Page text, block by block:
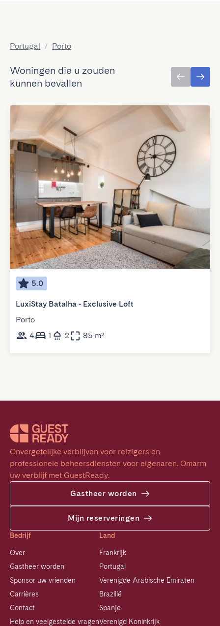
Portugal / Porto
Woningen die u zouden
kunnen bevallen
5.0
LuxiStay Batalha - Exclusive Loft
Porto
4
1 2 85 m²
Onvergetelijke verblijven voor reizigers en
professionele beheersdiensten voor eigenaren. Omarm
uw verblijf met GuestReady.
Gastheer worden
Mijn reserveringen
Bedrijf
Over
Gastheer worden
Sponsor uw vrienden
Carrières
Contact
Help en veelgestelde vragen
Land
Frankrijk
Portugal
Verenigde Arabische Emiraten
Brazilië
Spanje
Verenigd Koninkrijk